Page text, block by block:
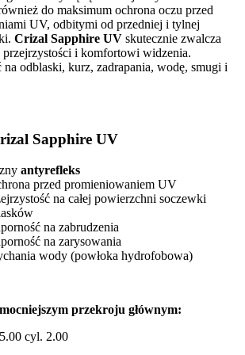
do maksimum ochrona oczu przed
UV, odbitymi od przedniej i tylnej
Crizal Sapphire UV skutecznie zwalcza
przejrzystości i komfortowi widzenia.
odblaski, kurz, zadrapania, wodę, smugi i
Sapphire UV
antyrefleks
przed promieniowaniem UV
na całej powierzchni soczewki
na zabrudzenia
na zarysowania
wody (powłoka hydrofobowa)
przekroju głównym:
cyl. 2.00